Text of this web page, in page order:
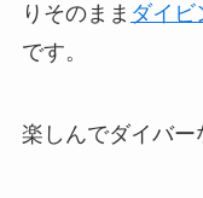
りそのまま ダイビ
です。
楽しんでダイバー